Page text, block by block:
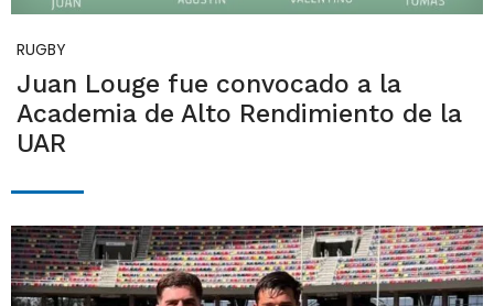
RUGBY
Juan Louge fue convocado a la
Academia de Alto Rendimiento de la
UAR